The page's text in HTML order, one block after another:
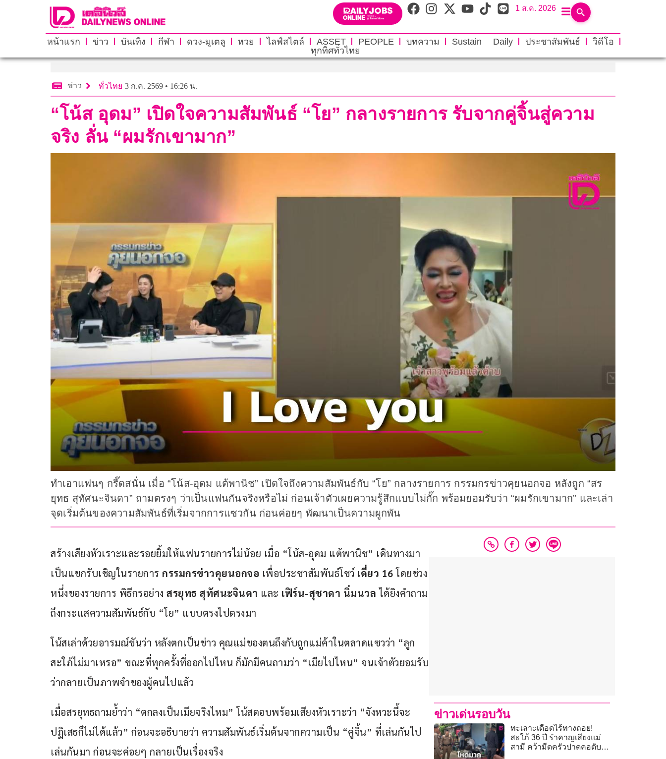
1 ส.ค. 2026
หน้าแรก ข่าว บันเทิง กีฬา ดวง-มูเตลู หวย ไลฟ์สไตล์ ASSET PEOPLE บทความ Sustain Daily ประชาสัมพันธ์
วิดีโอ
ทุกทิศทั่วไทย
ข่าว ทั่วไทย 3 ก.ค. 2569 • 16:26 น.
“โน้ส อุดม” เปิดใจความสัมพันธ์ “โย” กลางรายการ รับจากคู่จิ้นสู่ความ
จริง ลั่น “ผมรักเขามาก”
ทำเอาแฟนๆ กรี๊ดสนั่น เมื่อ “โน้ส-อุดม แต้พานิช” เปิดใจถึงความสัมพันธ์กับ “โย” กลางรายการ กรรมกรข่าวคุยนอกจอ หลังถูก “สร
ยุทธ สุทัศนะจินดา” ถามตรงๆ ว่าเป็นแฟนกันจริงหรือไม่ ก่อนเจ้าตัวเผยความรู้สึกแบบไม่กั๊ก พร้อมยอมรับว่า “ผมรักเขามาก” และเล่า
จุดเริ่มต้นของความสัมพันธ์ที่เริ่มจากการแซวกัน ก่อนค่อยๆ พัฒนาเป็นความผูกพัน
สร้างเสียงหัวเราะและรอยยิ้มให้แฟนรายการไม่น้อย เมื่อ “โน้ส-อุดม แต้พานิช” เดินทางมา
เป็นแขกรับเชิญในรายการ กรรมกรข่าวคุยนอกจอ เพื่อประชาสัมพันธ์โชว์ เดี่ยว 16 โดยช่วง
หนึ่งของรายการ พิธีกรอย่าง สรยุทธ สุทัศนะจินดา และ เฟิร์น-สุชาดา นิ่มนวล ได้ยิงคำถาม
ถึงกระแสความสัมพันธ์กับ “โย” แบบตรงไปตรงมา
โน้สเล่าด้วยอารมณ์ขันว่า หลังตกเป็นข่าว คุณแม่ของตนถึงกับถูกแม่ค้าในตลาดแซวว่า “ลูก
สะใภ้ไม่มาเหรอ” ขณะที่ทุกครั้งที่ออกไปไหน ก็มักมีคนถามว่า “เมียไปไหน” จนเจ้าตัวยอมรับ
ว่ากลายเป็นภาพจำของผู้คนไปแล้ว
เมื่อสรยุทธถามย้ำว่า “ตกลงเป็นเมียจริงไหม” โน้สตอบพร้อมเสียงหัวเราะว่า “จังหวะนี้จะ
ปฏิเสธก็ไม่ได้แล้ว” ก่อนจะอธิบายว่า ความสัมพันธ์เริ่มต้นจากความเป็น “คู่จิ้น” ที่เล่นกันไป
เล่นกันมา ก่อนจะค่อยๆ กลายเป็นเรื่องจริง
ข่าวเด่นรอบวัน
ทะเลาะเดือดไร้ทางถอย!
สะใภ้ 36 ปี รำคาญเสียงแม่
สามี คว้ามีดครัวปาดคอดับ